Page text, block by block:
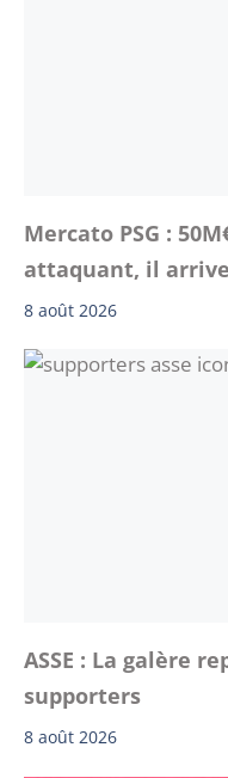
Mercato PSG :
attaquant, il arrive
8 août 2026
ASSE : La galère
supporters
8 août 2026